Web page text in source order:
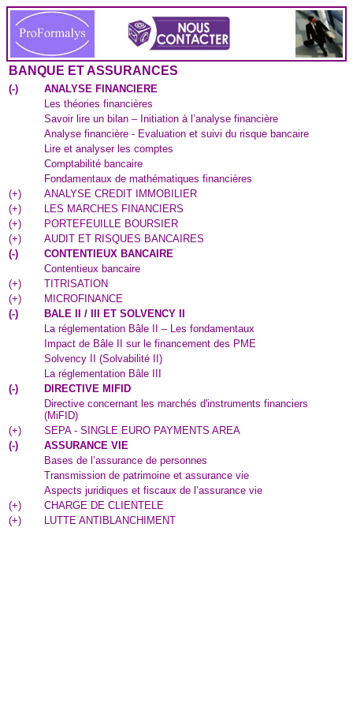
BANQUE ET ASSURANCES
(-)
ANALYSE FINANCIERE
Les théories financières
Savoir lire un bilan – Initiation à l’analyse financière
Analyse financière - Evaluation et suivi du risque bancaire
Lire et analyser les comptes
Comptabilité bancaire
Fondamentaux de mathématiques financières
(+)
ANALYSE CREDIT IMMOBILIER
(+)
LES MARCHES FINANCIERS
(+)
PORTEFEUILLE BOURSIER
(+)
AUDIT ET RISQUES BANCAIRES
(-)
CONTENTIEUX BANCAIRE
Contentieux bancaire
(+)
TITRISATION
(+)
MICROFINANCE
(-)
BALE II / III ET SOLVENCY II
La réglementation Bâle II – Les fondamentaux
Impact de Bâle II sur le financement des PME
Solvency II (Solvabilité II)
La réglementation Bâle III
(-)
DIRECTIVE MIFID
Directive concernant les marchés d'instruments financiers
(MiFID)
(+)
SEPA - SINGLE EURO PAYMENTS AREA
(-)
ASSURANCE VIE
Bases de l’assurance de personnes
Transmission de patrimoine et assurance vie
Aspects juridiques et fiscaux de l’assurance vie
(+)
CHARGE DE CLIENTELE
(+) LUTTE ANTIBLANCHIMENT